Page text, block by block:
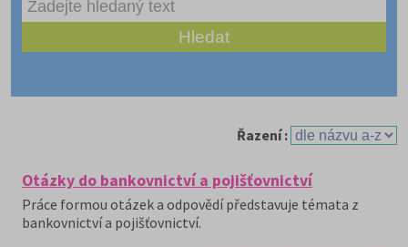
Řazení :
Otázky do bankovnictví a pojišťovnictví
Práce formou otázek a odpovědí představuje témata z
bankovnictví a pojišťovnictví.